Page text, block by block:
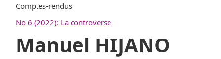
Comptes-rendus
No 6 (2022): La controverse
Manuel HIJANO